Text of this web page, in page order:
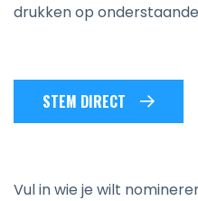
drukken op
STEM DIRECT
Vul in wie je wilt